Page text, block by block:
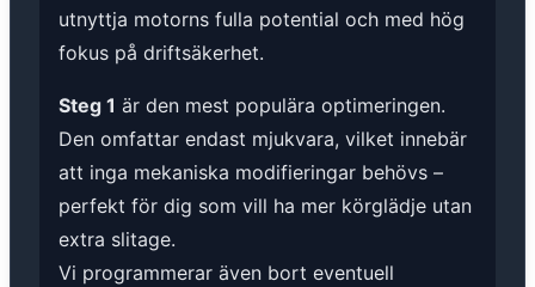
utnyttja motorns fulla potential och med hög
fokus på driftsäkerhet.
Steg 1 är den mest populära optimeringen.
Den omfattar endast mjukvara, vilket innebär
att inga mekaniska modifieringar behövs –
perfekt för dig som vill ha mer körglädje utan
extra slitage.
Vi programmerar även bort eventuell